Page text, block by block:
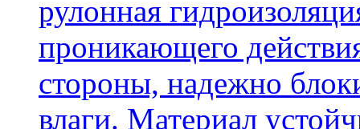
рулонная
проникающего
стороны, надежно
влаги. Материал